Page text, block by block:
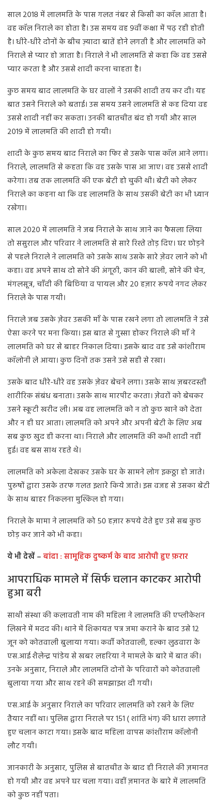
साल 2018 में लालमति के पास गलत नंबर से किसी का कॉल आता है।
वह कॉल निराले का होता है। उस समय वह 9वीं कक्षा में पढ़ रही होती
है। धीरे-धीरे दोनों के बीच ज़्यादा बातें होने लगती है और लालमति को
निराले से प्यार हो जाता है। निराले ने भी लालमति से कहा कि वह उससे
प्यार करता है और उससे शादी करना चाहता है।
कुछ समय बाद लालमति के घर वालों ने उसकी शादी तय कर दी। यह
बात उसने निराले को बताई। उस समय उसने लालमति से कह दिया वह
उससे शादी नहीं कर सकता। उनकी बातचीत बंद हो गयी और साल
2019 में लालमति की शादी हो गयी।
शादी के कुछ समय बाद निराले का फिर से उसके पास कॉल आने लगा।
निराले, लालमति से कहता कि वह उसके पास आ जाए। वह उससे शादी
करेगा। तब तक लालमति की एक बेटी हो चुकी थी। बेटी को लेकर
निराले का कहना था कि वह लालमति के साथ उसकी बेटी का भी ध्यान
रखेगा।
साल 2020 में लालमति ने जब निराले के साथ जाने का फैसला लिया
तो ससुराल और परिवार ने लालमति से सारे रिश्ते तोड़ दिए। घर छोड़ने
से पहले निराले ने लालमति को उसके साथ उसके सारे ज़ेवर लाने को भी
कहा। वह अपने साथ दो सोने की अंगूठी, कान की बाली, सोने की चेन,
मंगलसूत्र, चाँदी की बिछिया व पायल और 20 हज़ार रूपये नगद लेकर
निराले के पास गयी।
निराले जब उसके ज़ेवर उसकी माँ के पास रखने लगा तो लालमति ने उसे
ऐसा करने पर मना किया। इस बात से गुस्सा होकर निराले की माँ ने
लालमति को घर से बाहर निकाल दिया। इसके बाद वह उसे कांशीराम
कॉलोनी ले आया। कुछ दिनों तक उसने उसे सही से रखा।
उसके बाद धीरे-धीरे वह उसके ज़ेवर बेचने लगा। उसके साथ ज़बरदस्ती
शारीरिक संबंध बनाता। उसके साथ मारपीट करता। ज़ेवरों को बेचकर
उसने स्कूटी खरीद ली। अब वह लालमति को न तो कुछ खाने को देता
और न ही घर आता। लालमति को अपने और अपनी बेटी के लिए अब
सब कुछ खुद ही करना था। निराले और लालमति की कभी शादी नहीं
हुई। वह बस साथ रहते थे।
लालमति को अकेला देखकर उसके घर के सामने लोग इकठ्ठा हो जाते।
पुरुषों द्वारा उसके तरफ गलत इशारे किये जाते। इस वजह से उसका बेटी
के साथ बाहर निकलना मुश्किल हो गया।
निराले के मामा ने लालमति को 50 हज़ार रूपये देते हुए उसे सब कुछ
छोड़ कर जाने को भी कहा।
ये भी देखें –बांदा : सामूहिक दुष्कर्म के बाद आरोपी हुए फ़रार
आपराधिक मामले में सिर्फ चलान काटकर आरोपी
हुआ बरी
साथी संस्था की कलावती नाम की महिला ने लालमति की एप्लीकेशन
लिखने में मदद की। थाने में शिकायत पत्र जमा कराने के बाद उसे 12
जून को कोतवाली बुलाया गया। कर्वी कोतवाली, हल्का लुढवारा के
एस.आई शैलेन्द्र पांडेय से खबर लहरिया ने मामले के बारे में बात की।
उनके अनुसार, निराले और लालमति दोनों के परिवारों को कोतवाली
बुलाया गया और साथ रहने की समझाइश दी गयी।
एस.आई के अनुसार निराले का परिवार लालमति को रखने के लिए
तैयार नहीं था। पुलिस द्वारा निराले पर 151 ( शांति भंग) की धारा लगाते
हुए चलान काटा गया। इसके बाद महिला वापस कांशीराम कॉलोनी
लौट गयी।
जानकारी के अनुसार, पुलिस से बातचीत के बाद ही निराले की ज़मानत
हो गयी और वह अपने घर चला गया। वहीं ज़मानत के बारे में लालमति
को कुछ नहीं पता।